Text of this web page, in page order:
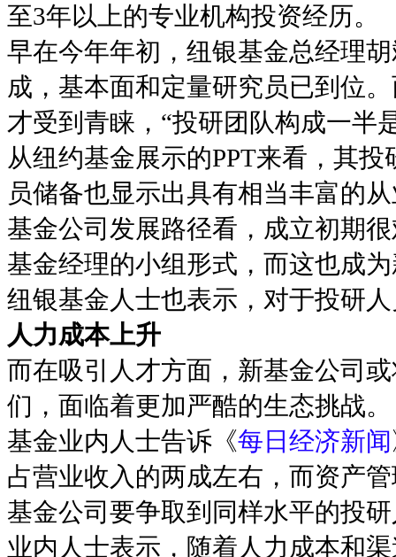
至3年以上的专业机构投资经历。
早在今年年初，纽银基金总经理
成，基本面和定量研究员已到位
才受到青睐，“投研团队构成一半
从纽约基金展示的PPT来看，其
员储备也显示出具有相当丰富的
基金公司发展路径看，成立初期
基金经理的小组形式，而这也成
纽银基金人士也表示，对于投研
人力成本上升
而在吸引人才方面，新基金公司
们，面临着更加严酷的生态挑战。
基金业内人士告诉《每日经济新闻
占营业收入的两成左右，而资产
基金公司要争取到同样水平的投
业内人士表示，随着人力成本和